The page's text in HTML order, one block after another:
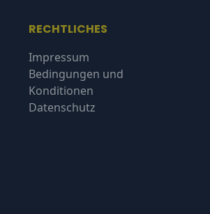
RECHTLICHES
Impressum
Bedingungen und
Konditionen
Datenschutz